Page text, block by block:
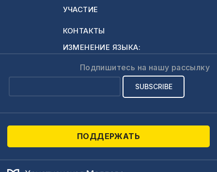
УЧАСТИЕ
КОНТАКТЫ
ИЗМЕНЕНИЕ ЯЗЫКА:
Подпишитесь на нашу рассылку
ПОДДЕРЖАТЬ